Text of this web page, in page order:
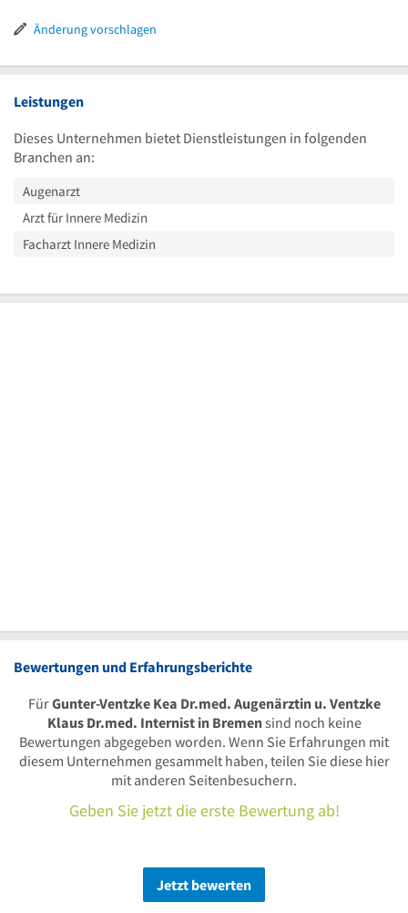
Uhr
12
bis
Uhr
Uhr
Änderung vorschlagen
Leistungen
Dieses Unternehmen bietet Dienstleistungen in folgenden
Branchen an:
Augenarzt
Arzt für Innere Medizin
Facharzt Innere Medizin
Bewertungen und Erfahrungsberichte
FürGunter-Ventzke Kea Dr.med. Augenärztin u. Ventzke
Klaus Dr.med. Internist in Bremensind noch keine
Bewertungen abgegeben worden. Wenn Sie Erfahrungen mit
diesem Unternehmen gesammelt haben, teilen Sie diese hier
mit anderen Seitenbesuchern.
Geben Sie jetzt die erste Bewertung ab!
Jetzt bewerten